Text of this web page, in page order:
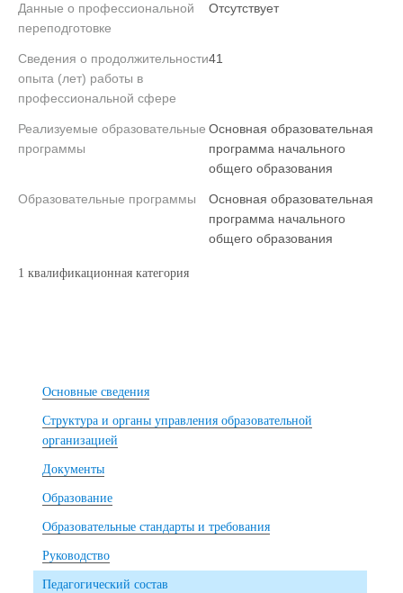
Данные о профессиональной
переподготовке
Отсутствует
Сведения о продолжительности
опыта (лет) работы в
профессиональной сфере
41
Реализуемые образовательные
программы
Основная образовательная
программа начального
общего образования
Образовательные программы
Основная образовательная
программа начального
общего образования
1 квалификационная категория
Основные сведения
Структура и органы управления образовательной
организацией
Документы
Образование
Образовательные стандарты и требования
Руководство
Педагогический состав